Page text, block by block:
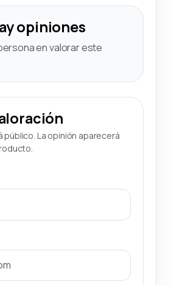
opiniones
en valorar este
público. La opinión aparecerá